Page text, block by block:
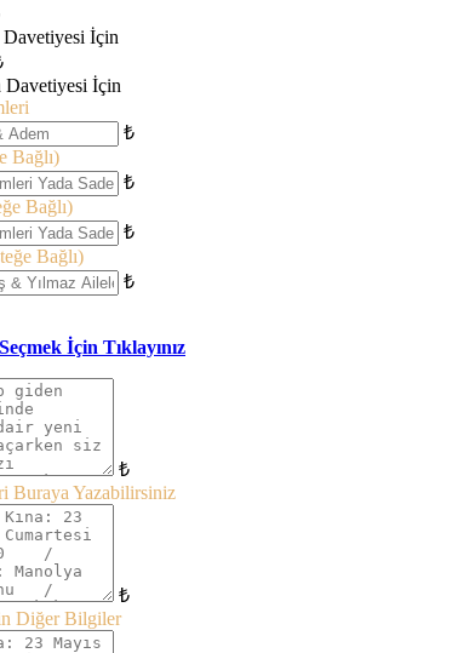
Davetiyesi İçin
Davetiyesi İçin
₺
Bağlı)
₺
Bağlı)
₺
Bağlı)
₺
İçin Tıklayınız
₺
Buraya Yazabilirsiniz
₺
Diğer Bilgiler